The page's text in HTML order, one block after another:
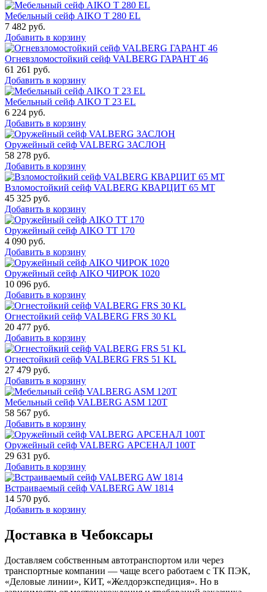
Мебельный сейф AIKO T 280 EL
7 482 руб.
Добавить в корзину
Огневзломостойкий сейф VALBERG ГАРАНТ 46
61 261 руб.
Добавить в корзину
Мебельный сейф AIKO Т 23 EL
6 224 руб.
Добавить в корзину
Оружейный сейф VALBERG ЗАСЛОН
58 278 руб.
Добавить в корзину
Взломостойкий сейф VALBERG КВАРЦИТ 65 МТ
45 325 руб.
Добавить в корзину
Оружейный сейф AIKO TT 170
4 090 руб.
Добавить в корзину
Оружейный сейф AIKO ЧИРОК 1020
10 096 руб.
Добавить в корзину
Огнестойкий сейф VALBERG FRS 30 KL
20 477 руб.
Добавить в корзину
Огнестойкий сейф VALBERG FRS 51 KL
27 479 руб.
Добавить в корзину
Мебельный сейф VALBERG ASM 120T
58 567 руб.
Добавить в корзину
Оружейный сейф VALBERG АРСЕНАЛ 100Т
29 631 руб.
Добавить в корзину
Встраиваемый сейф VALBERG AW 1814
14 570 руб.
Добавить в корзину
Доставка в Чебоксары
Доставляем собственным автотранспортом или через
транспортные компании — чаще всего работаем с ТК ПЭК,
«Деловые линии», КИТ, «Желдорэкспедиция». Но в